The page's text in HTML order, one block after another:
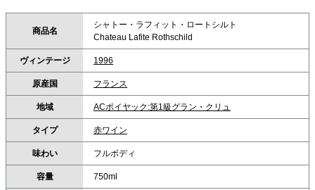
商品名
シャトー・ラフィット・ロートシルト
Chateau Lafite Rothschild
ヴィンテージ 1996
原産国 フランス
地域 ACポイヤック:第1級グラン・クリュ
タイプ 赤ワイン
味わい フルボディ
容量 750ml